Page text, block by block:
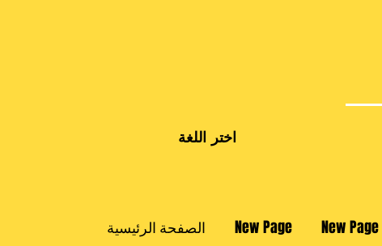
اختر اللغة
الصفحة الرئيسية New Page New Page